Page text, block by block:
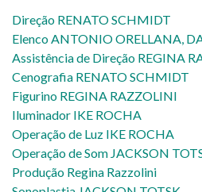
Direção RENATO SCHMIDT
Elenco ANTONIO ORELLANA,
Assistência de Direção REGINA
Cenografia RENATO SCHMIDT
Figurino REGINA RAZZOLINI
Iluminador IKE ROCHA
Operação de Luz IKE ROCHA
Operação de Som JACKSON
Produção Regina Razzolini